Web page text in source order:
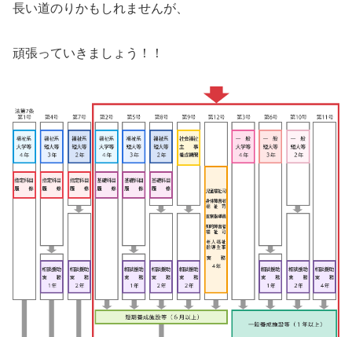
長い道のりかもしれませんが、
頑張っていきましょう！！